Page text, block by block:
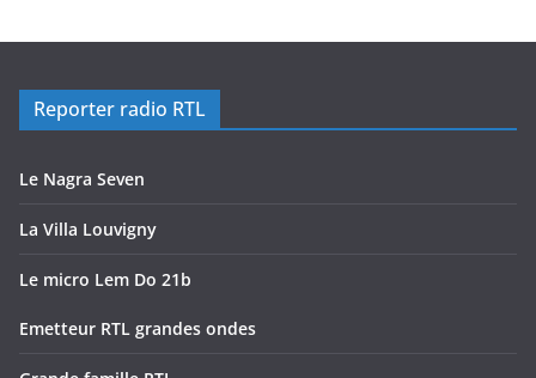
Reporter radio RTL
Le Nagra Seven
La Villa Louvigny
Le micro Lem Do 21b
Emetteur RTL grandes ondes